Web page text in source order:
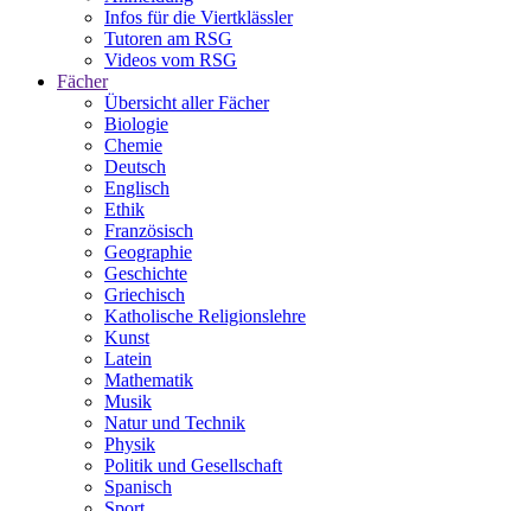
Infos für die Viertklässler
Tutoren am RSG
Videos vom RSG
Fächer
Übersicht aller Fächer
Biologie
Chemie
Deutsch
Englisch
Ethik
Französisch
Geographie
Geschichte
Griechisch
Katholische Religionslehre
Kunst
Latein
Mathematik
Musik
Natur und Technik
Physik
Politik und Gesellschaft
Spanisch